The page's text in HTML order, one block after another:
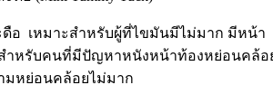
ดือ เหมาะสำหรับผู้ที่ไขมันมีไม่มาก มีหน้า
สำหรับคนที่มีปัญหาหนังหน้าท้องหย่อนคล้อ
มหย่อนคล้อยไม่มาก